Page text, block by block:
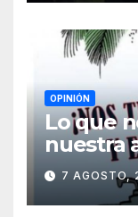
OPINIÓN
Lo que
nuestra
Laidi
7 AGOSTO,